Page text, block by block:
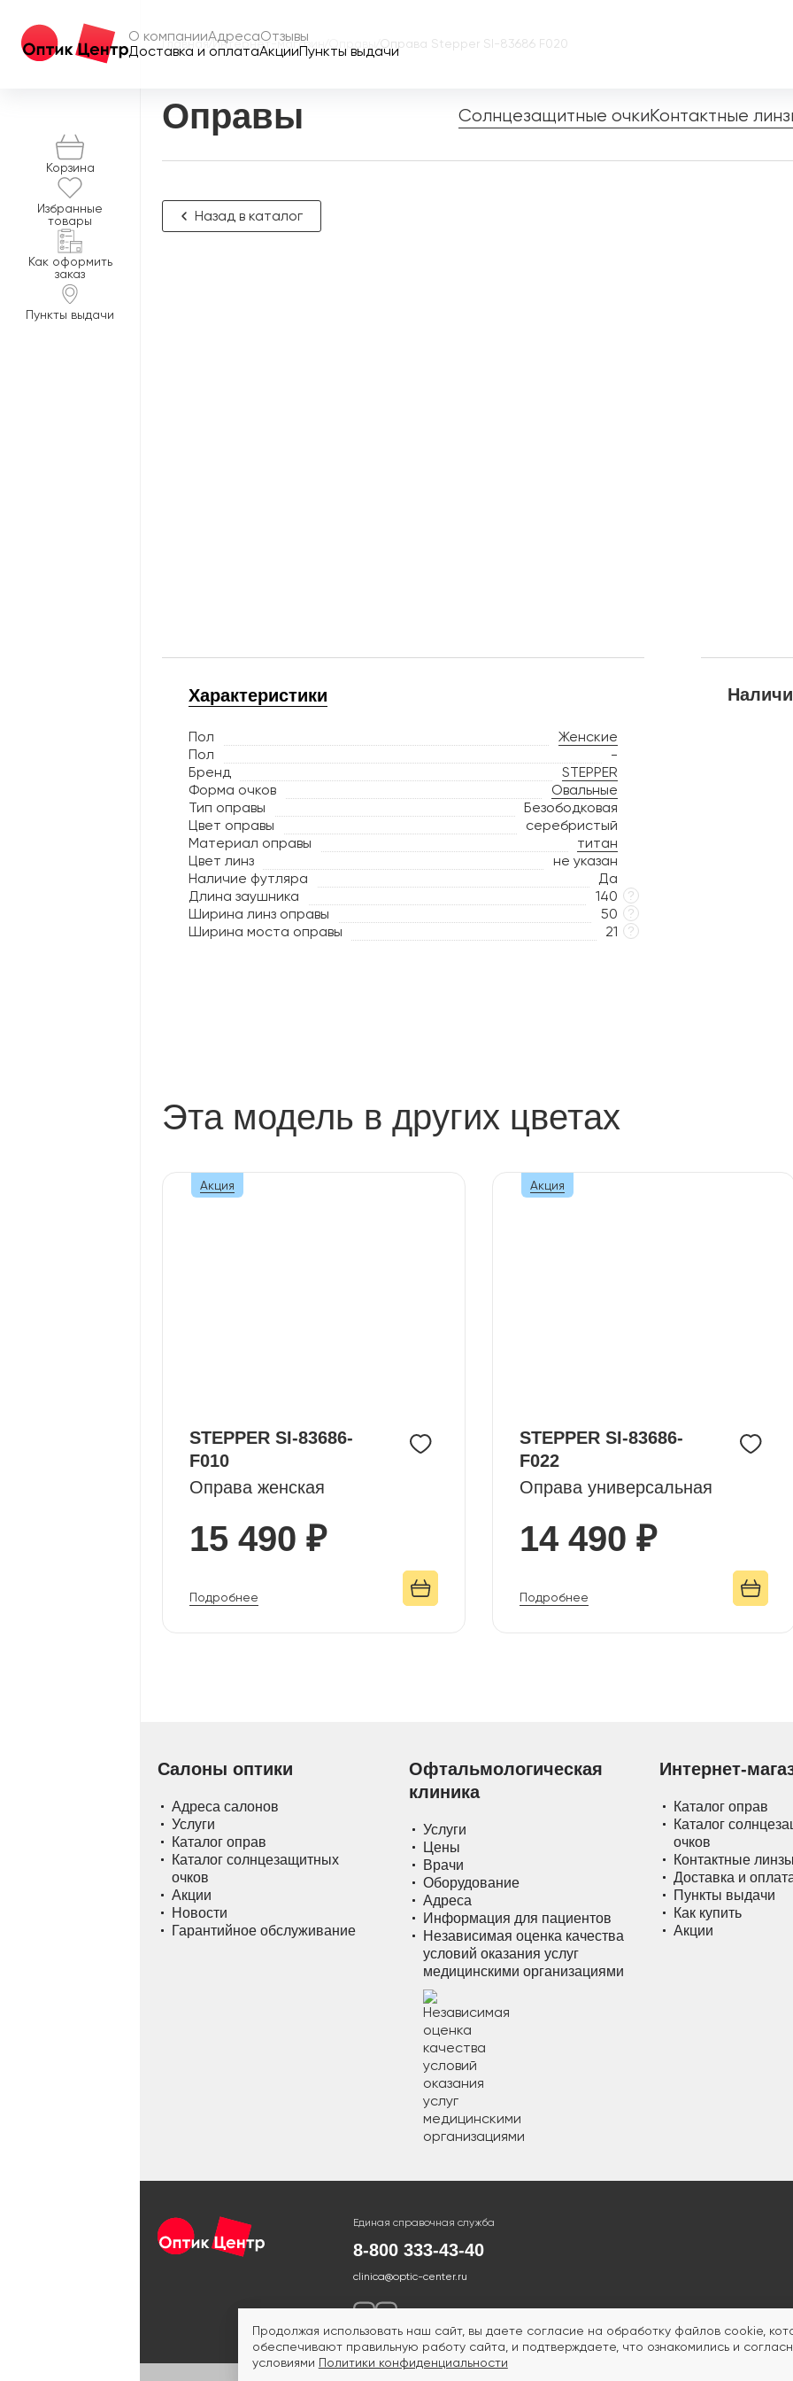
О компанииАдресаОтзывы
Доставка и оплатаАкцииПункты выдачи
Корзина
Избранные
товары
Как оформить
заказ
Пункты выдачи
Главная/ Интернет-магазин Оправа Stepper SI-83686 F020
Оправы Солнцезащитные очкиКонтактные
Назад в каталог
Характеристики
Пол
Женские
Пол
-
Бренд
STEPPER
Форма очков
Овальные
Тип оправы
Безободковая
Цвет оправы
серебристый
Материал оправы
титан
Цвет линз
не указан
Наличие футляра
Да
Длина заушника
140 ?
Ширина линз оправы 50 ?
Ширина моста оправы 21 ?
Эта модель в других цветах
STEPPER SI-83686-
F010
Оправа женская
15 490 ₽
Подробнее
Акция
STEPPER SI-83686-
F022
Оправа универсальная
14 490 ₽
Подробнее
Акция
Салоны оптики
Адреса салонов
Услуги
Каталог оправ
Каталог солнцезащитных
очков
Акции
Новости
Гарантийное обслуживание
Офтальмологическая
клиника
Услуги
Цены
Врачи
Оборудование
Адреса
Информация для пациентов
Независимая оценка качества
условий оказания услуг
медицинскими организациями
Интернет-
Каталог оправ
Каталог
очков
Контактные линзы
Доставка и
Пункты выдачи
Как купить
Акции
Единая справочная служба
8-800 333-43-40
clinica@optic-center.ru
Продолжая использовать наш сайт, вы даете согласие на обработку файлов cookie,
обеспечивают правильную работу сайта, и подтверждаете, что ознакомились и
условиями Политики конфиденциальности